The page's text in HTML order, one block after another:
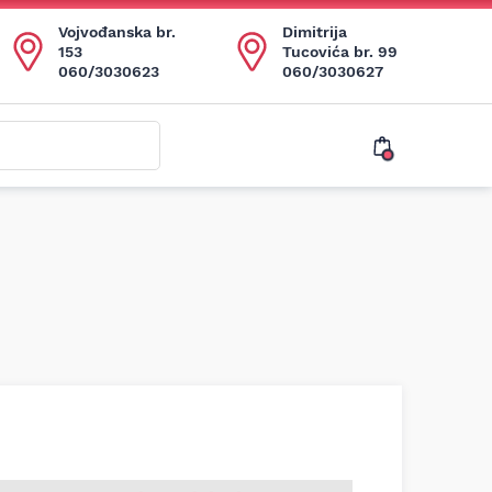
Vojvođanska br.
153
060/3030623
Dimitrija
Tucovića br. 99
060/3030627